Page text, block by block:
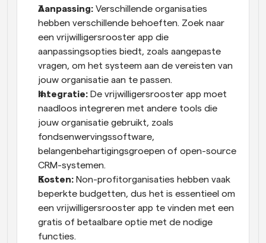
Aanpassing: Verschillende organisaties
hebben verschillende behoeften. Zoek naar
een vrijwilligersrooster app die
aanpassingsopties biedt, zoals aangepaste
vragen, om het systeem aan de vereisten van
jouw organisatie aan te passen.
Integratie: De vrijwilligersrooster app moet
naadloos integreren met andere tools die
jouw organisatie gebruikt, zoals
fondsenwervingssoftware,
belangenbehartigingsgroepen of open-source
CRM-systemen.
Kosten: Non-profitorganisaties hebben vaak
beperkte budgetten, dus het is essentieel om
een vrijwilligersrooster app te vinden met een
gratis of betaalbare optie met de nodige
functies.